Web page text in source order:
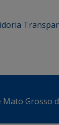
Mato Grosso